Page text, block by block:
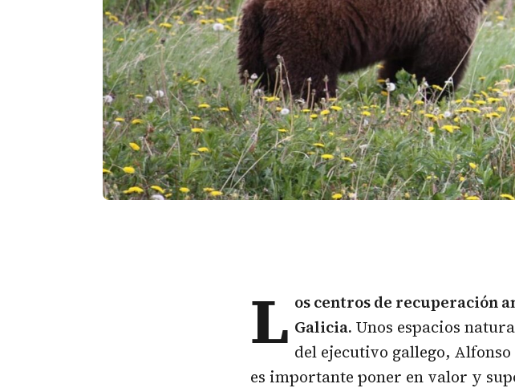
L os centros de recuperación
Galicia. Unos espacios
del ejecutivo gallego,
es importante poner en valor y